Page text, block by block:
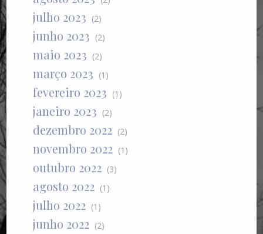
julho 2023 (2)
junho 2023 (2)
maio 2023 (2)
março 2023 (1)
fevereiro 2023 (1)
janeiro 2023 (2)
dezembro 2022 (2)
novembro 2022 (1)
outubro 2022 (3)
agosto 2022 (1)
julho 2022 (1)
junho 2022 (2)